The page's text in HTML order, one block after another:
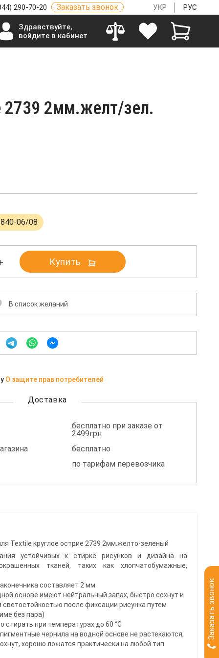
290-70-20 Заказать звонок УКР РУС
Здравствуйте,
войдите в кабинет
2739 2мм.желт/зел.
06/08
Купить
В список желаний
О защите прав потребителей
Доставка
бесплатно при заказе от
2499грн
бесплатно
по тарифам перевозчика
Textile круглое острие 2739 2мм.желто-зеленый
устойчивых к стирке рисунков и дизайна на
тканей, таких как хлопчатобумажные,
составляет 2 мм
основе имеют нейтральный запах, быстро сохнут и
после фиксации рисунка путем
без пара)
стирать при температурах до 60 °C
чернила на водной основе не растекаются,
хорошо ложатся практически на любой тип
Заказать звонок